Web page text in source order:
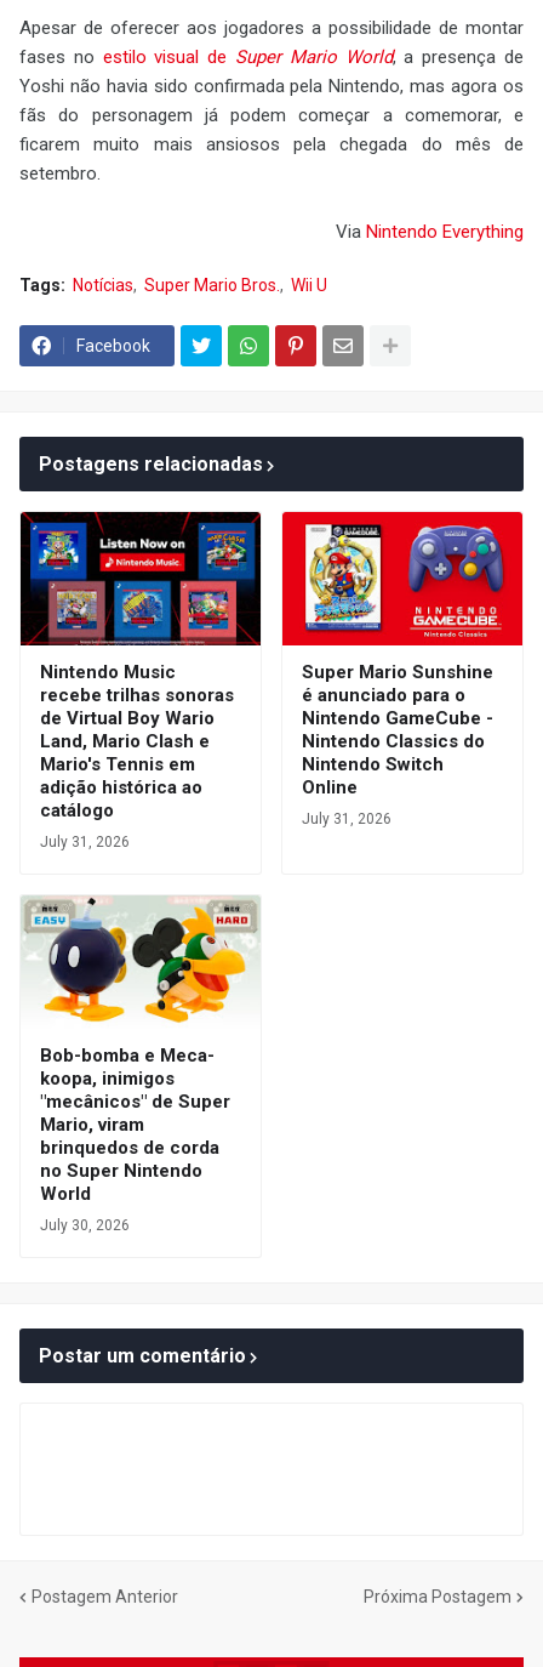
Apesar de oferecer aos jogadores a possibilidade de montar
fases no estilo visual de Super Mario World, a presença de
Yoshi não havia sido confirmada pela Nintendo, mas agora os
fãs do personagem já podem começar a comemorar, e
ficarem muito mais ansiosos pela chegada do mês de
setembro.
Via Nintendo Everything
Tags: Notícias Super Mario Bros. Wii U
Facebook
Postagens relacionadas
Nintendo Music
recebe trilhas sonoras
de Virtual Boy Wario
Land, Mario Clash e
Mario's Tennis em
adição histórica ao
catálogo
July 31, 2026
Super Mario Sunshine
é anunciado para o
Nintendo GameCube -
Nintendo Classics do
Nintendo Switch
Online
July 31, 2026
Bob-bomba e Meca-
koopa, inimigos
"mecânicos" de Super
Mario, viram
brinquedos de corda
no Super Nintendo
World
July 30, 2026
Postar um comentário
Postagem Anterior Próxima Postagem